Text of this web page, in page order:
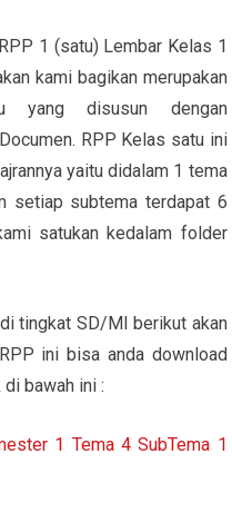
1 (satu) Lembar Kelas 1
kami bagikan merupakan
yang disusun dengan
RPP Kelas satu ini
yaitu didalam 1 tema
setiap subtema terdapat 6
satukan kedalam folder
tingkat SD/MI berikut akan
ini bisa anda download
bawah ini :
1 Tema 4 SubTema 1